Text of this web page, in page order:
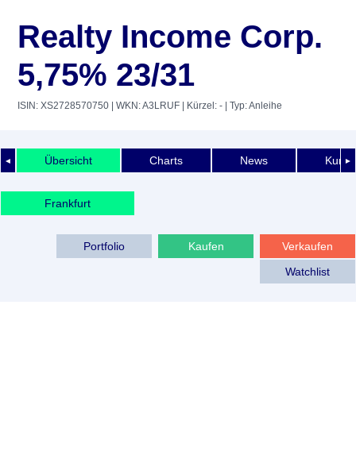
Realty Income Corp.
5,75% 23/31
ISIN: XS2728570750 | WKN: A3LRUF | Kürzel: - | Typ: Anleihe
◄ ►
Übersicht Charts News
Frankfurt
Verkaufen
Kaufen
Portfolio
Watchlist